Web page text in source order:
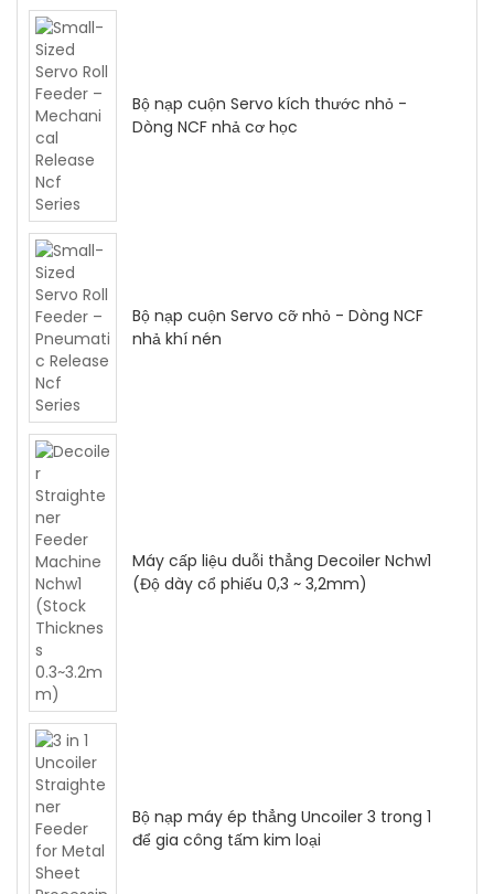
Bộ nạp cuộn Servo kích thước nhỏ -
Dòng NCF nhả cơ học
Bộ nạp cuộn Servo cỡ nhỏ - Dòng NCF
nhả khí nén
Máy cấp liệu duỗi thẳng Decoiler Nchw1
(Độ dày cổ phiếu 0,3 ~ 3,2mm)
Bộ nạp máy ép thẳng Uncoiler 3 trong 1
để gia công tấm kim loại